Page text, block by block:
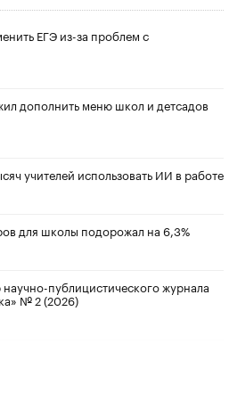
ЕГЭ из-за проблем с
дополнить меню школ и детсадов
учителей использовать ИИ в работе
для школы подорожал на 6,3%
публицистического журнала
№ 2 (2026)